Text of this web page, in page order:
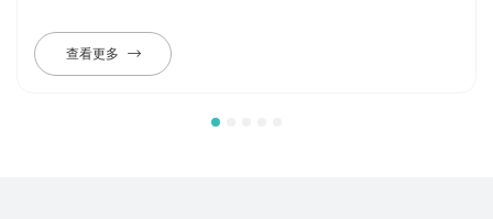
查看更多